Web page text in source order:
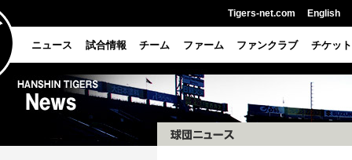
Tigers-net.com English
ニュース 試合情報 チーム ファーム ファンクラブ チケット